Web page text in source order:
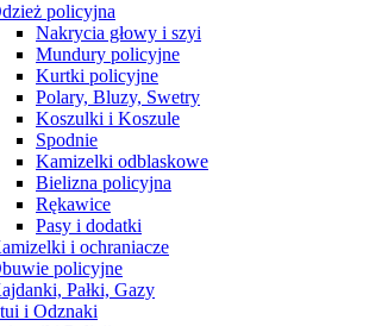
policyjna
Nakrycia głowy i szyi
Mundury policyjne
Kurtki policyjne
Polary, Bluzy, Swetry
Koszulki i Koszule
Spodnie
Kamizelki odblaskowe
Bielizna policyjna
Rękawice
Pasy i dodatki
i ochraniacze
policyjne
Pałki, Gazy
i Odznaki